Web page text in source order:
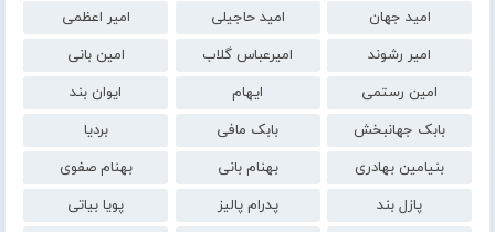
امید جهان
امید حاجیلی
امیر اعظمی
امیر رشوند
امیرعباس گلاب
امین بانی
امین رستمی
ایهام
ایوان بند
بابک جهانبخش
بابک مافی
بردیا
بنیامین بهادری
بهنام بانی
بهنام صفوی
پازل بند
پدرام پالیز
پویا بیاتی